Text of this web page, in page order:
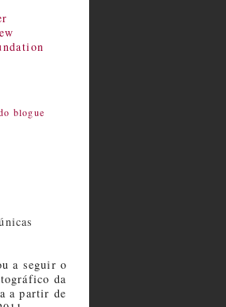
blogue
a seguir o
da
a partir de